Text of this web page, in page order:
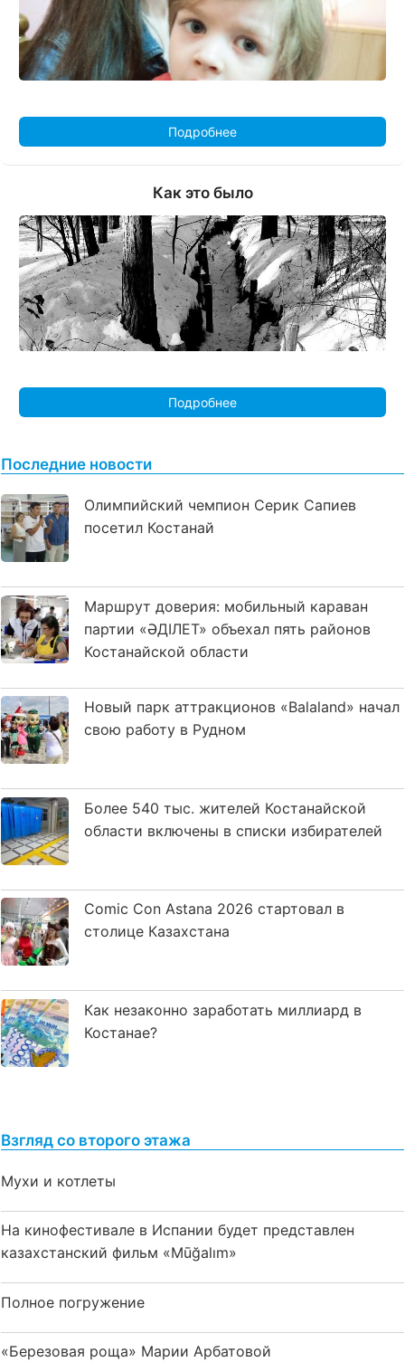
Подробнее
Как это было
Подробнее
Последние новости
Олимпийский чемпион Серик Сапиев
посетил Костанай
Маршрут доверия: мобильный караван
партии «ӘДІЛЕТ» объехал пять районов
Костанайской области
Новый парк аттракционов «Balaland» начал
свою работу в Рудном
Более 540 тыс. жителей Костанайской
области включены в списки избирателей
Comic Con Astana 2026 стартовал в
столице Казахстана
Как незаконно заработать миллиард в
Костанае?
Взгляд со второго этажа
Мухи и котлеты
На кинофестивале в Испании будет представлен
казахстанский фильм «Mūğalım»
Полное погружение
«Березовая роща» Марии Арбатовой